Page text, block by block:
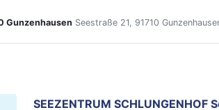
Gunzenhausen Seestraße 21, 91710
SEEZENTRUM